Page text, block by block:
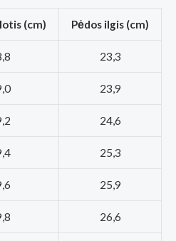
(cm) Pėdos ilgis (cm)
23,3
23,9
24,6
25,3
25,9
26,6